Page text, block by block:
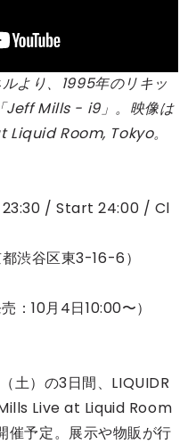
より、1995年のリキッ
Jeff Mills - i9」。映像は
Room, Tokyo。
23:30 / Start 24:00 / Cl
渋谷区東3-16-6）
：10月4日10:00〜）
土）の3日間、LIQUIDR
Live at Liquid Room
催予定。展示や物販が行